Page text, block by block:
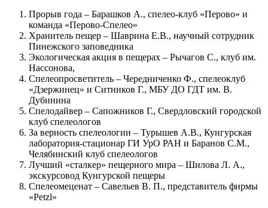
Прорыв года – Барашков А., спелео-клуб «Перово» и
команда «Перово-Спелео»
Хранитель пещер – Шаврина Е.В., научный сотрудник
Пинежского заповедника
Экологическая акция в пещерах – Рычагов С., клуб им.
Нассонова,
Спелеопросветитель – Чередниченко Ф., спелеоклуб
«Дзержинец» и Ситников Г., МБУ ДО ГДТ им. В.
Дубинина
Спелодайвер – Сапожников Г., Свердловский городской
клуб спелеологов
За верность спелеологии – Турышев А.В., Кунгурская
лаборатория-стационар ГИ УрО РАН и Баранов С.М.,
Челябинский клуб спелеологов
Лучший «сталкер» пещерного мира – Шилова Л. А.,
экскурсовод Кунгурской пещеры
Спелеомеценат – Савельев В. П., представитель фирмы
«Petzl»